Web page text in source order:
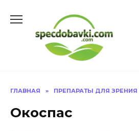
содержанию
ГЛАВНАЯ » ПРЕПАРАТЫ ДЛЯ ЗРЕНИЯ
Окоспас